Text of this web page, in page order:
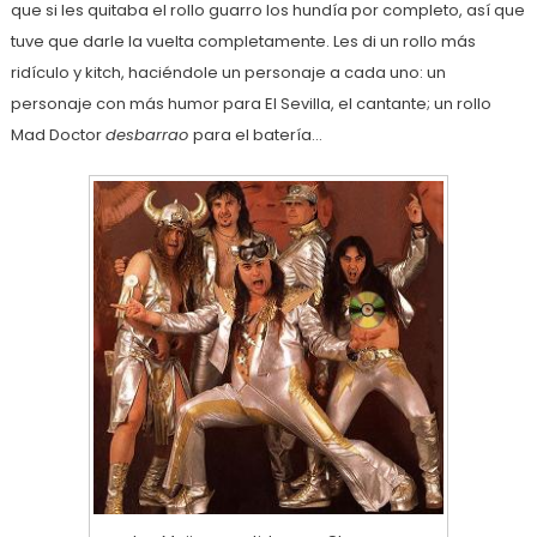
que si les quitaba el rollo guarro los hundía por completo, así que
tuve que darle la vuelta completamente. Les di un rollo más
ridículo y kitch, haciéndole un personaje a cada uno: un
personaje con más humor para El Sevilla, el cantante; un rollo
Mad Doctordesbarrao para el batería…